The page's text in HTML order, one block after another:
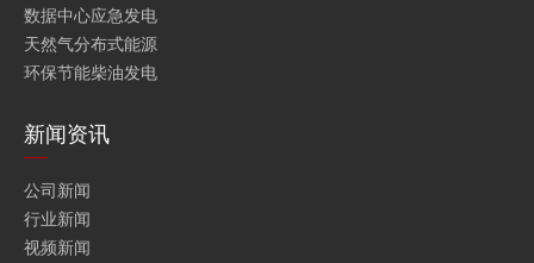
数据中心应急发电
天然气分布式能源
环保节能柴油发电
新闻资讯
公司新闻
行业新闻
视频新闻